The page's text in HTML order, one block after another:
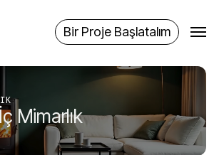
Bir Proje Başlatalım
Menu
Mimarlık